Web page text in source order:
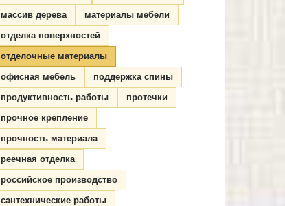
массив дерева
материалы мебели
отделка поверхностей
отделочные материалы
офисная мебель
поддержка спины
продуктивность работы
протечки
прочное крепление
прочность материала
реечная отделка
российское производство
сантехнические работы